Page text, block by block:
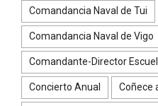
Comandancia Naval de Tui
Comandancia Naval de Vigo
Comandante-Director
Concierto Anual Coñece